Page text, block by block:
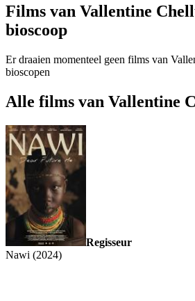
Films van Vallentine
bioscoop
Er draaien momenteel geen films van
bioscopen
Alle films van Vallentine
Regisseur
Nawi (2024)